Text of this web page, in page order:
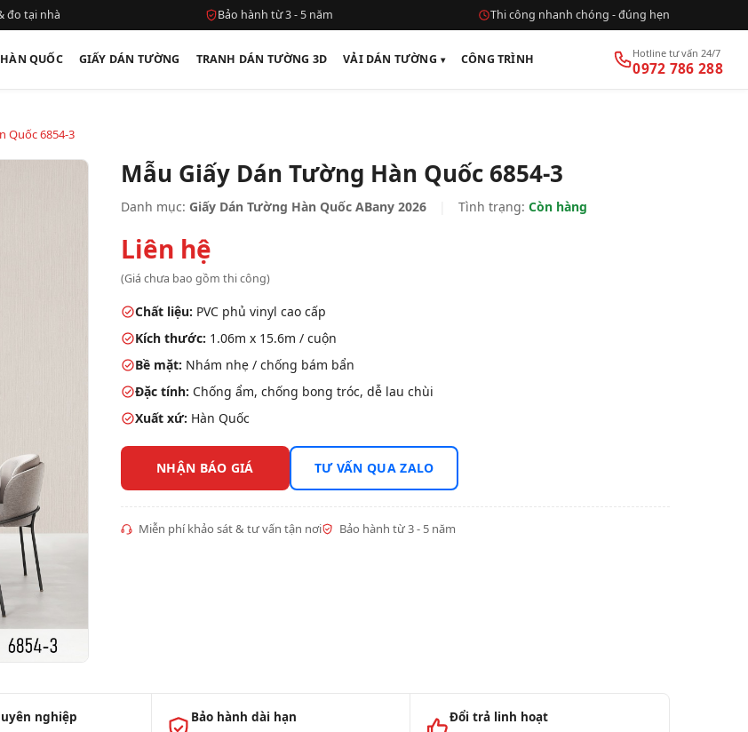
đo tại nhà Bảo hành từ 3 - 5 năm Thi công nhanh chóng - đúng hẹn
QUỐC GIẤY DÁN TƯỜNG TRANH DÁN TƯỜNG 3D VẢI DÁN TƯỜNG CÔNG TRÌNH Hotline tư vấn 24/7
0972 786 288
Quốc 6854-3
Mẫu Giấy Dán Tường Hàn Quốc 6854-3
Danh mục: Giấy Dán Tường Hàn Quốc ABany 2026 Tình trạng: Còn hàng
Liên hệ
(Giá chưa bao gồm thi công)
Chất liệu: PVC phủ vinyl cao cấp
Kích thước: 1.06m x 15.6m / cuộn
Bề mặt: Nhám nhẹ / chống bám bẩn
Đặc tính: Chống ẩm, chống bong tróc, dễ lau chùi
Xuất xứ: Hàn Quốc
NHẬN BÁO GIÁ TƯ VẤN QUA ZALO
Miễn phí khảo sát & tư vấn tận nơi Bảo hành từ 3 - 5 năm
nghiệp Bảo hành dài hạn Đổi trả linh hoạt